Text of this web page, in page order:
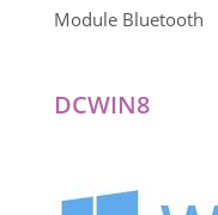
Module Bluetooth
DCWIN8